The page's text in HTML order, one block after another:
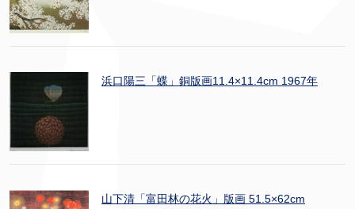
浜口陽三「蝶」銅版画11.4×11.4cm 1967年
山下清「富田林の花火」版画 51.5×62cm